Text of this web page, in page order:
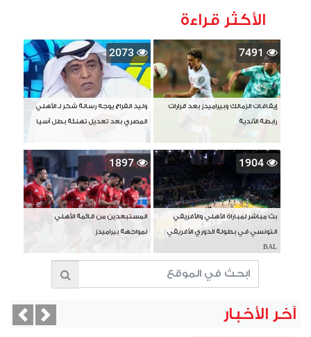
الأكثر قراءة
7491
إيقافات الزمالك وبيراميدز بعد قرارات
رابطة الأندية
2073
وليد الفراج يوجه رسالة شكر لـ الأهلي
المصري بعد تعديل تهنئة بطل آسيا
1904
بث مباشر لمباراة الأهلي والأفريقي
التونسي في بطولة الدوري الأفريقي
BAL
1897
المستبعدين من قائمة الأهلي
لمواجهة بيراميدز
آخر الأخبار Next